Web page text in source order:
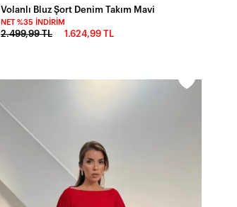
Volanlı Bluz Şort Denim Takım Mavi
NET %35 İNDIRIM
2.499,99 TL 1.624,99 TL